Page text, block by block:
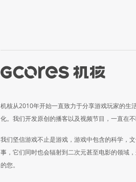
机核从2010年开始一直致力于分享游戏玩家的生
化。我们开发原创的播客以及视频节目，一直在
我们坚信游戏不止是游戏，游戏中包含的科学，
事，它们同时也会辐射到二次元甚至电影的领域
的您。